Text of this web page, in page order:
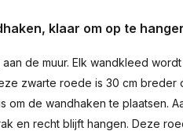
klaar om op te
de muur. Elk wandkleed
zwarte roede is 30 cm breder
om de wandhaken te plaatsen.
en recht blijft hangen. Deze